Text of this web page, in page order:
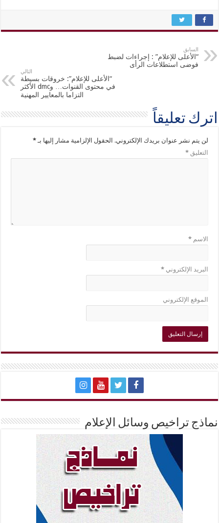
السابق
“الأعلى للإعلام” : إجراءات لضبط
فوضى استطلاعات الرأى
التالي
“الأعلى للإعلام”: خروقات بسيطة
في محتوى القنوات… وdmc الأكثر
التزاما بالمعايير المهنية
اترك تعليقاً
لن يتم نشر عنوان بريدك الإلكتروني. الحقول الإلزامية مشار إليها بـ*
التعليق*
الاسم*
البريد الإلكتروني*
الموقع الإلكتروني
نماذج تراخيص وسائل الإعلام